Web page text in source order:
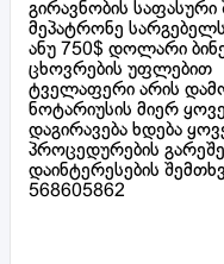
გირავნობის
მეპატრონე
ანუ 750$ დოლარი
ცხოვრების უფლებით
ტველაფერი არის
ნოტარიუსის მიერ
დაგირავება ხდება
პროცედურების
დაინტერესების
568605862